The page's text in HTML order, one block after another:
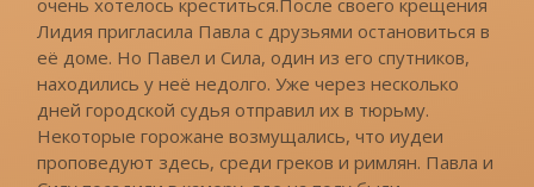
Лидия пригласила Павла с друзьями остановиться в
её доме. Но Павел и Сила, один из его спутников,
находились у неё недолго. Уже через несколько
дней городской судья отправил их в тюрьму.
Некоторые горожане возмущались, что иудеи
проповедуют здесь, среди греков и римлян. Павла и